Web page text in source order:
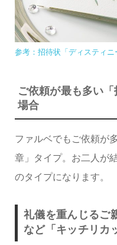
参考：招待状「ディスティニ
ご依頼が最も多い「
場合
ファルベでもご依頼が
章」タイプ。お二人が
のタイプになります。
礼儀を重んじるご
など「キッチリカ